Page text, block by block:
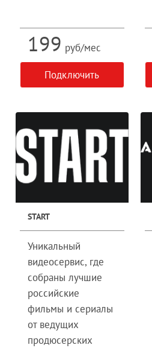
199 руб/мес
Подключить
START
Уникальный
видеосервис, где
собраны лучшие
российские
фильмы и сериалы
от ведущих
продюсерских